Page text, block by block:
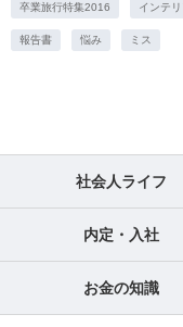
卒業旅行特集2016 インテリ
報告書 悩み ミス
社会人ライフ
内定・入社
お金の知識